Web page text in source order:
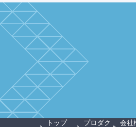
トップ
プロダク
会社